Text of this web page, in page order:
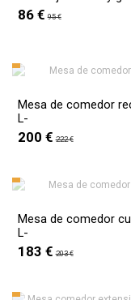
86 € 95 €
Mesa de comedor
L-
200 € 222 €
Mesa de comedor
L-
183 € 203 €